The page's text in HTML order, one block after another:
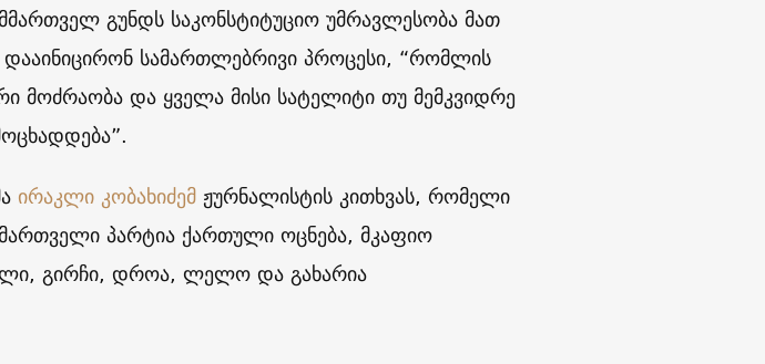
გუნდს საკონსტიტუციო უმრავლესობა მათ
სამართლებრივი პროცესი, “რომლის
მოძრაობა და ყველა მისი სატელიტი თუ მემკვიდრე
ირაკლი კობახიძემ ჟურნალისტის კითხვას, რომელი
პარტია ქართული ოცნება, მკაფიო
გირჩი, დროა, ლელო და გახარია